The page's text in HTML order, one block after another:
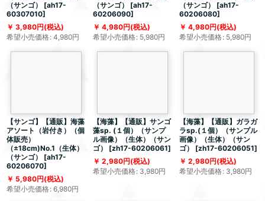
（サンゴ）
[ah17-
60307010]
3,980円(税込)
希望小売価格: 4,980円
（サンゴ）
[ah17-
60206090]
4,980円(税込)
希望小売価格: 5,980円
（サンゴ）
[ah17-
60206080]
4,980円(税込)
希望小売価格: 5,980円
【サンゴ】【通販】海藻
アソート（岩付き）（個
体販売）
（±18cm)No.1（生体）
（サンゴ）
[ah17-
60206070]
5,980円(税込)
希望小売価格: 6,980円
【海藻】【通販】サンゴ
藻sp. (１個）（サンプ
ル画像）（生体）（サン
ゴ）
[zh17-60206061]
2,980円(税込)
希望小売価格: 3,980円
【海藻】【通販】ガラガ
ラsp.(１個）（サンプル
画像）（生体）（サン
ゴ）
[zh17-60206051]
2,980円(税込)
希望小売価格: 3,980円